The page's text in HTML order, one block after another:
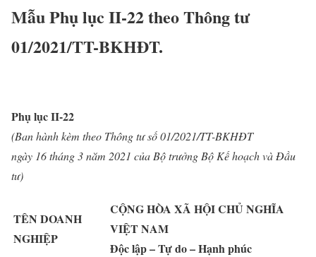
Mẫu Phụ lục II-22 theo Thông tư
01/2021/TT-BKHĐT.
Phụ lục II-22
(Ban hành kèm theo Thông tư số 01/2021/TT-BKHĐT
ngày 16 tháng 3 năm 2021 của Bộ trưởng Bộ Kế hoạch và Đầu
tư)
TÊN DOANH
NGHIỆP
CỘNG HÒA XÃ HỘI CHỦ NGHĨA
VIỆT NAM
Độc lập – Tự do – Hạnh phúc